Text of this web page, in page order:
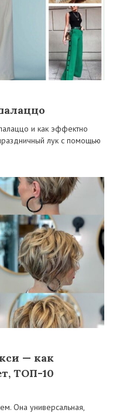
и как эффектно
лук с помощью
— как
ТОП-10
Она универсальная,